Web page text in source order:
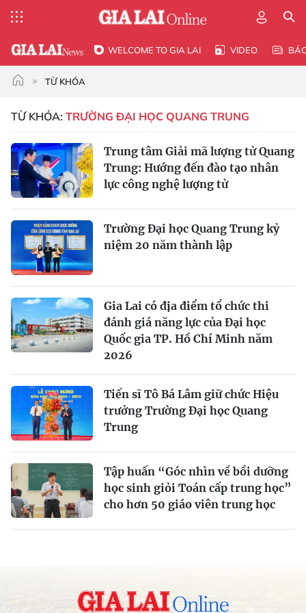
WELCOME TO GIA LAI VIDEO
TỪ KHÓA
TỪ KHÓA: TRƯỜNG ĐẠI HỌC QUANG TRUNG
Trung tâm Giải mã lượng tử Quang
Trung: Hướng đến đào tạo nhân
lực công nghệ lượng tử
Trường Đại học Quang Trung kỷ
niệm 20 năm thành lập
Gia Lai có địa điểm tổ chức thi
đánh giá năng lực của Đại học
Quốc gia TP. Hồ Chí Minh năm
2026
Tiến sĩ Tô Bá Lâm giữ chức Hiệu
trưởng Trường Đại học Quang
Trung
Tập huấn “Góc nhìn về bồi dưỡng
học sinh giỏi Toán cấp trung học”
cho hơn 50 giáo viên trung học